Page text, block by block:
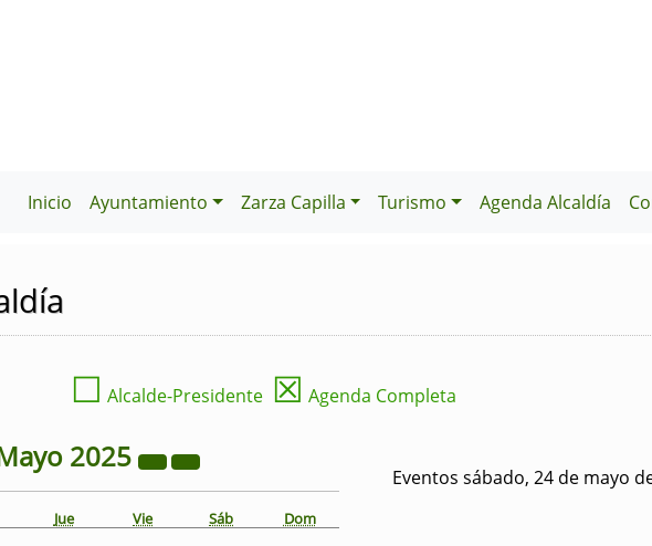
Inicio Ayuntamiento Zarza Capilla Turismo Agenda Alcaldía
☐ Alcalde-Presidente ☒ Agenda Completa
2025
Jue Vie Sáb Dom
Eventos sábado, 24 de mayo